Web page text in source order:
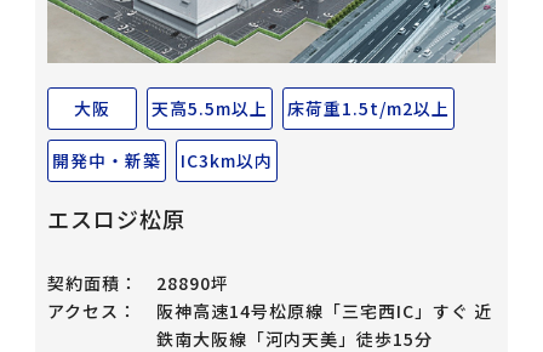
大阪 天高5.5m以上 床荷重1.5t/m2以上
開発中・新築 IC3km以内
エスロジ松原
契約面積：
28890坪
アクセス：
阪神高速14号松原線「三宅西IC」すぐ 近
鉄南大阪線「河内天美」徒歩15分